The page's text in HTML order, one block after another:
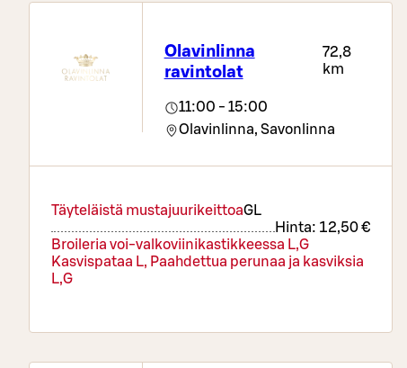
Olavinlinna
ravintolat
72,8
km
11:00 - 15:00
Olavinlinna, Savonlinna
Täyteläistä mustajuurikeittoaGL
Hinta: 12,50 €
Broileria voi-valkoviinikastikkeessa L,G
Kasvispataa L, Paahdettua perunaa ja kasviksia
L,G